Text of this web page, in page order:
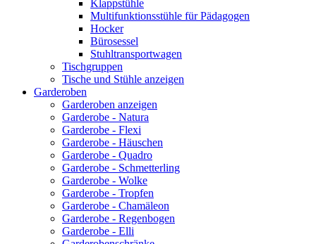
Klappstühle
Multifunktionsstühle für Pädagogen
Hocker
Bürosessel
Stuhltransportwagen
Tischgruppen
Tische und Stühle anzeigen
Garderoben
Garderoben anzeigen
Garderobe - Natura
Garderobe - Flexi
Garderobe - Häuschen
Garderobe - Quadro
Garderobe - Schmetterling
Garderobe - Wolke
Garderobe - Tropfen
Garderobe - Chamäleon
Garderobe - Regenbogen
Garderobe - Elli